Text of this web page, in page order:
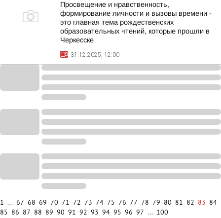
Просвещение и нравственность,
формирование личности и вызовы времени -
это главная тема рождественских
образовательных чтений, которые прошли в
Черкесске
31.12.2025, 12:00
1 ... 67 68 69 70 71 72 73 74 75 76 77 78 79 80 81 82 83 84
85 86 87 88 89 90 91 92 93 94 95 96 97 ... 100